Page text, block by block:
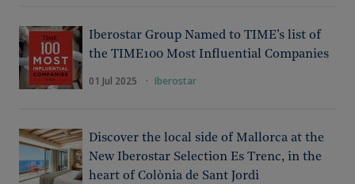
Iberostar Group Named to TIME’s list of
the TIME100 Most Influential Companies
01 Jul 2025 · Iberostar
Discover the local side of Mallorca at the
New Iberostar Selection Es Trenc, in the
heart of Colònia de Sant Jordi